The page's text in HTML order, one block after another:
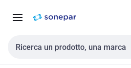
navigazione alla
Cerca input